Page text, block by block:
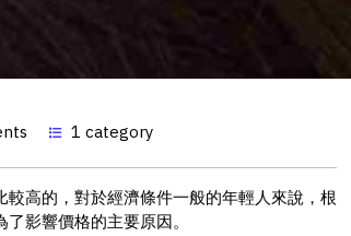
1 category
高的，對於經濟條件一般的年輕人來說，根
影響價格的主要原因。